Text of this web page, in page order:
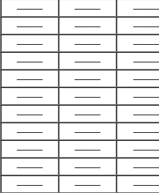
—— ——
——
—— ——
——
—— ——
——
—— ——
——
—— ——
——
—— ——
——
—— ——
——
—— ——
——
—— ——
——
—— ——
——
—— ——
——